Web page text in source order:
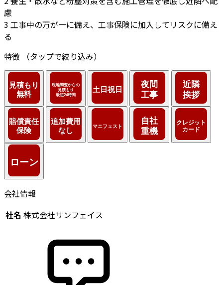
慮
3 工事中の万が一に備え、工事保険に加入してリスクに備え
る
特徴
（タップで絞り込み）
会社情報
社名 株式会社サンフェイス